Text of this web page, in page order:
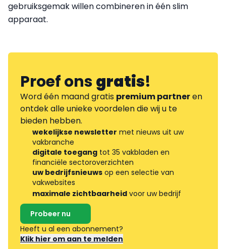
gebruiksgemak willen combineren in één slim
apparaat.
Proef onsgratis!
Word één maand gratis premium partneren
ontdek alle unieke voordelen die wij u te
bieden hebben.
wekelijkse newsletter met nieuws uit uw
vakbranche
digitale toegang tot 35 vakbladen en
financiële sectoroverzichten
uw bedrijfsnieuws op een selectie van
vakwebsites
maximale zichtbaarheid voor uw bedrijf
Probeer nu
Heeft u al een abonnement?
Klik hier om aan te melden